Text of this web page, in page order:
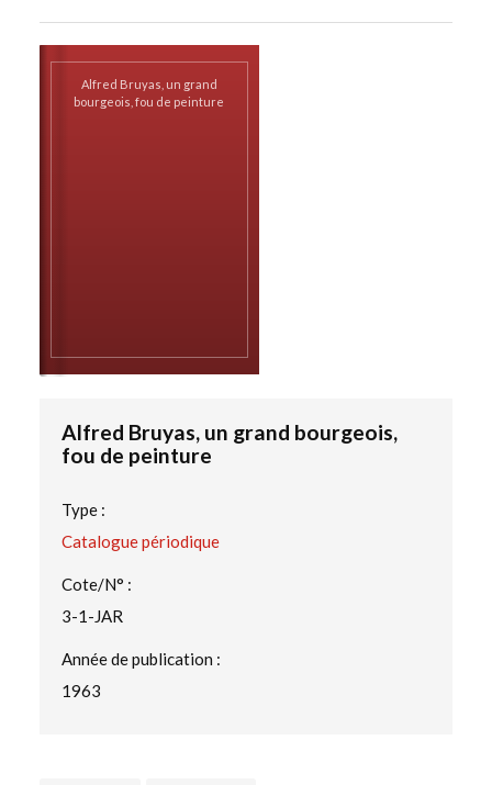
Alfred Bruyas, un grand
bourgeois, fou de peinture
Alfred Bruyas, un grand bourgeois,
fou de peinture
Type :
Catalogue périodique
Cote/N° :
3-1-JAR
Année de publication :
1963